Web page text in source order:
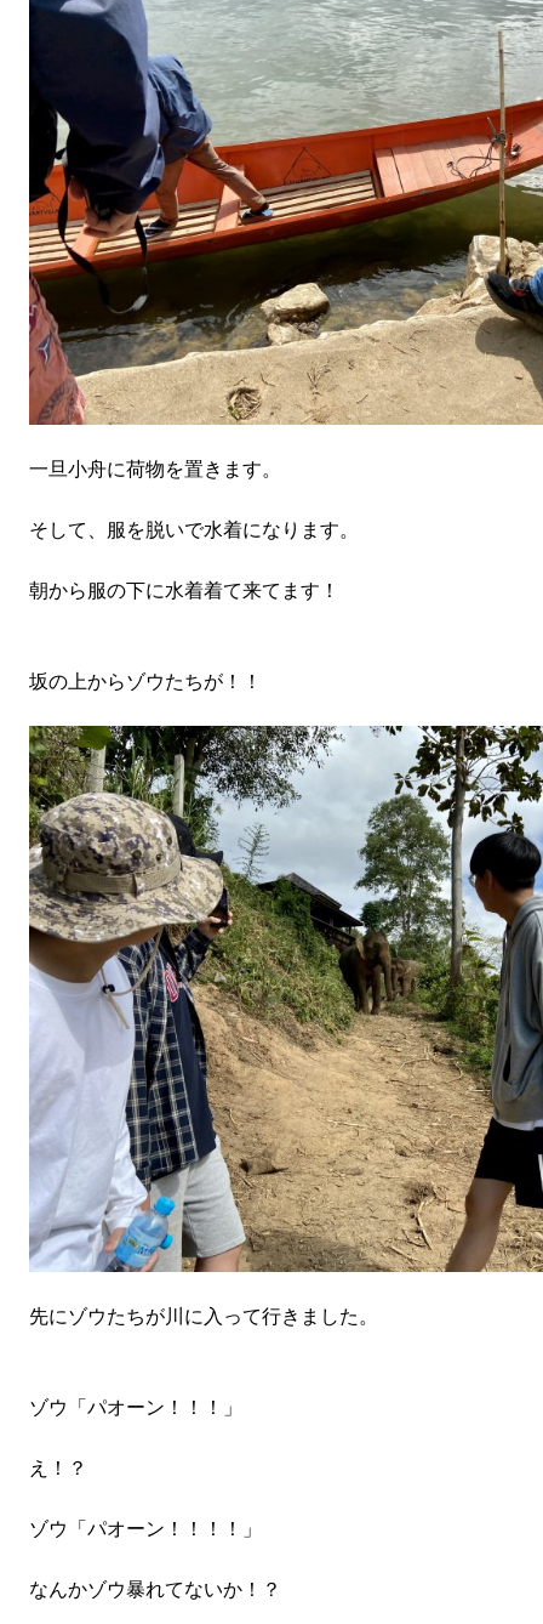
一旦小舟に荷物を置きます。
そして、服を脱いで水着になります。
朝から服の下に水着着て来てます！
坂の上からゾウたちが！！
先にゾウたちが川に入って行きました。
ゾウ「パオーン！！！」
え！？
ゾウ「パオーン！！！！」
なんかゾウ暴れてないか！？